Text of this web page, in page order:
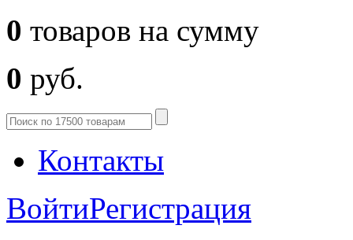
0 товаров на сумму
0 руб.
Контакты
ВойтиРегистрация